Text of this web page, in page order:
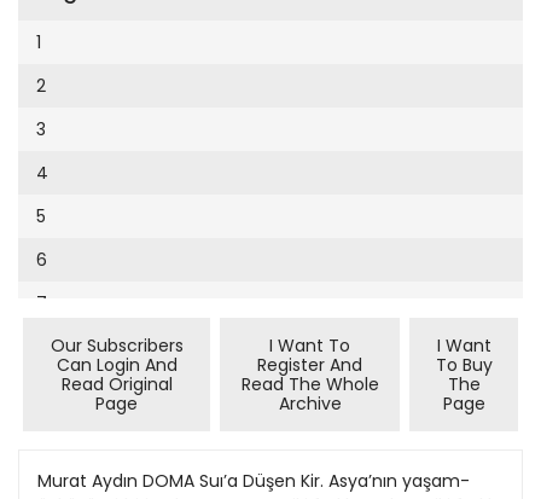
Cumhuriyet Sağlıklı Beslenme
Cumhuriyet Sokak
Cumhuriyet Spor
Cumhuriyet Strateji
Cumhuriyet Tarım
Cumhuriyet Yılbaşı
Çerçeve Eki
Dergi Eki
Ekonomi Eki
Evleniyoruz
1994
9
10
11
12
13
14
15
16
19
1
2
3
4
5
6
7
11
Our Subscribers
Can Login And
Read Original
Page
I Want To
Register And
Read The Whole
Archive
I Want
To Buy
The
Page
Murat Aydın DOMA Suı’a Düşen Kir. Asya’nın yaşam-